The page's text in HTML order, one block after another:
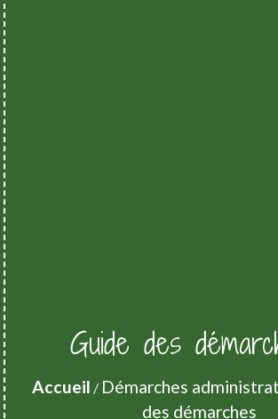
Guide des
Accueil / Démarches
des démarches